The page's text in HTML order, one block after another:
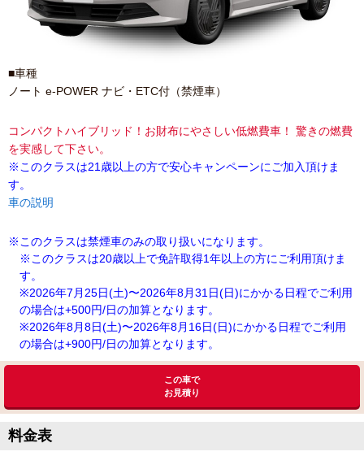
■車種
ノート e-POWER ナビ・ETC付（禁煙車）
コンパクトハイブリッド！お財布にやさしい低燃費車！ 驚きの燃費
を実感して下さい。
※このクラスは21歳以上の方で安心キャンペーンにご加入頂けま
す。
車の説明
※このクラスは禁煙車のみの取り扱いになります。
※このクラスは20歳以上で免許取得1年以上の方にご利用頂けま
す。
※2026年7月25日(土)〜2026年8月31日(日)にかかる日程でご利用
の場合は+500円/日の加算となります。
※2026年8月8日(土)〜2026年8月16日(日)にかかる日程でご利用
の場合は+900円/日の加算となります。
この車で
お見積り
料金表